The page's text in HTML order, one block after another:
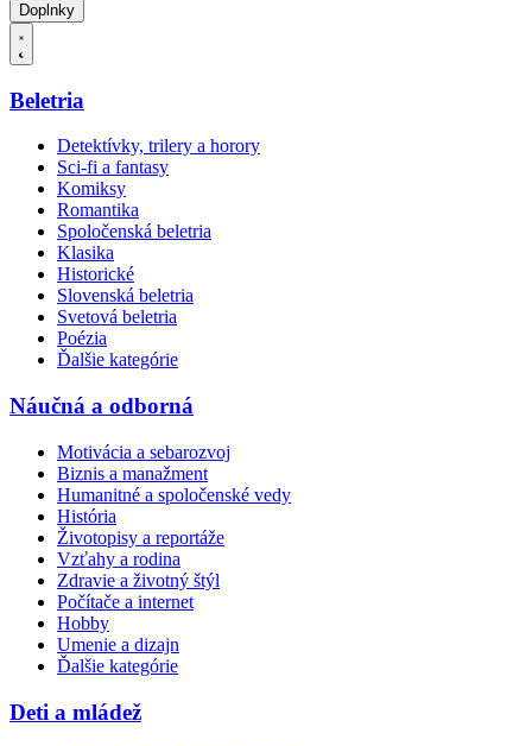
Doplnky
Beletria
Detektívky, trilery a horory
Sci-fi a fantasy
Komiksy
Romantika
Spoločenská beletria
Klasika
Historické
Slovenská beletria
Svetová beletria
Poézia
Ďalšie kategórie
Náučná a odborná
Motivácia a sebarozvoj
Biznis a manažment
Humanitné a spoločenské vedy
História
Životopisy a reportáže
Vzťahy a rodina
Zdravie a životný štýl
Počítače a internet
Hobby
Umenie a dizajn
Ďalšie kategórie
Deti a mládež